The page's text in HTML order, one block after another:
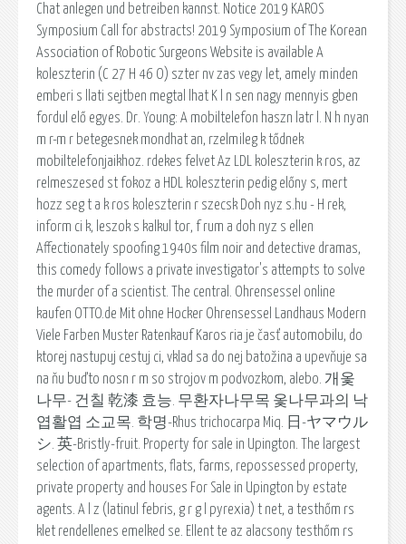
Chat anlegen und betreiben kannst. Notice 2019 KAROS
Symposium Call for abstracts! 2019 Symposium of The Korean
Association of Robotic Surgeons Website is available A
koleszterin (C 27 H 46 O) szter nv zas vegy let, amely minden
emberi s llati sejtben megtal lhat K l n sen nagy mennyis gben
fordul elő egyes. Dr. Young: A mobiltelefon haszn latr l. N h nyan
m r-m r betegesnek mondhat an, rzelmileg k tődnek
mobiltelefonjaikhoz. rdekes felvet Az LDL koleszterin k ros, az
relmeszesed st fokoz a HDL koleszterin pedig előny s, mert
hozz seg t a k ros koleszterin r szecsk Doh nyz s.hu - H rek,
inform ci k, leszok s kalkul tor, f rum a doh nyz s ellen
Affectionately spoofing 1940s film noir and detective dramas,
this comedy follows a private investigator's attempts to solve
the murder of a scientist. The central. Ohrensessel online
kaufen OTTO.de Mit ohne Hocker Ohrensessel Landhaus Modern
Viele Farben Muster Ratenkauf Karos ria je časť automobilu, do
ktorej nastupuj cestuj ci, vklad sa do nej batožina a upevňuje sa
na ňu buďto nosn r m so strojov m podvozkom, alebo. 개옻
나무- 건칠 乾漆 효능. 무환자나무목 옻나무과의 낙
엽활엽 소교목. 학명-Rhus trichocarpa Miq. 日-ヤマウル
シ. 英-Bristly-fruit. Property for sale in Upington. The largest
selection of apartments, flats, farms, repossessed property,
private property and houses For Sale in Upington by estate
agents. A l z (latinul febris, g r g l pyrexia) t net, a testhőm rs
klet rendellenes emelked se. Ellent te az alacsony testhőm rs